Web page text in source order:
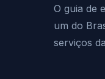
O guia de
um do
serviços